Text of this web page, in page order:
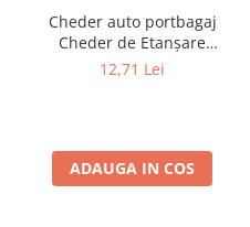
Cheder auto portbagaj
Cheder de Etanșare
Profesional din Cauciuc -
Liniar
12,71 Lei
ADAUGA IN COS